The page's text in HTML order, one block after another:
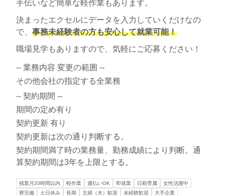
手伝いなど簡単な軽作業もあります。
決まったエクセルにデータを入力していくだけなの
で、事務未経験者の方も安心して就業可能！
職場見学もありますので、気軽にご応募ください！
-- 業務内容 変更の範囲 --
その他会社の指定する全業務
-- 契約期間 --
期間の定め有り
契約更新 有り
契約更新は次の通り判断する。
契約期間満了時の業務量、勤務成績により判断。通
算契約期間は3年を上限とする。
残業月20時間以内 軽作業 週払いOK 即就業 日勤専属
女性活躍中
寮完備
土日休み 長期 主婦（夫）歓迎 未経験歓迎
大手企業